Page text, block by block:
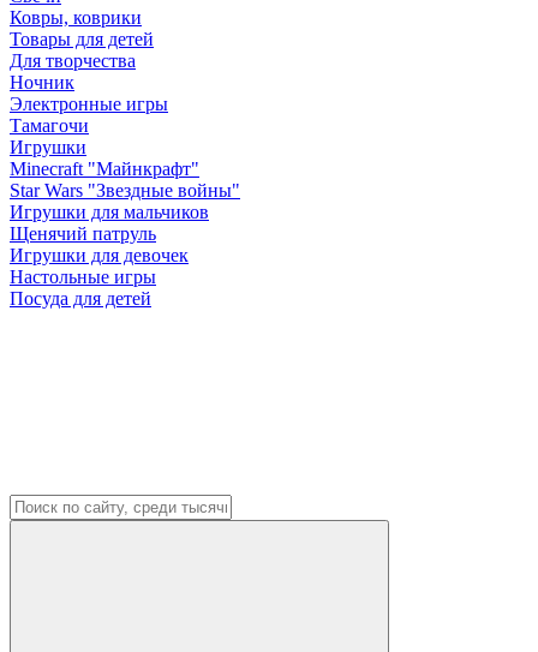
Ковры, коврики
Товары для детей
Для творчества
Ночник
Электронные игры
Тамагочи
Игрушки
Minecraft "Майнкрафт"
Star Wars "Звездные войны"
Игрушки для мальчиков
Щенячий патруль
Игрушки для девочек
Настольные игры
Посуда для детей